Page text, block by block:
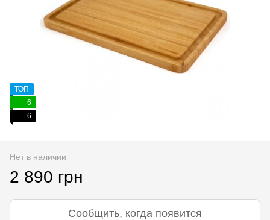
ТОП
6
6
Нет в наличии
2 890 грн
Сообщить, когда появится